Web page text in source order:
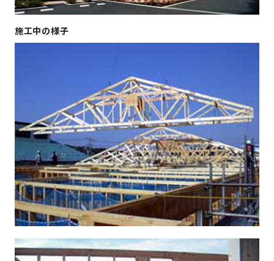
施工中の様子